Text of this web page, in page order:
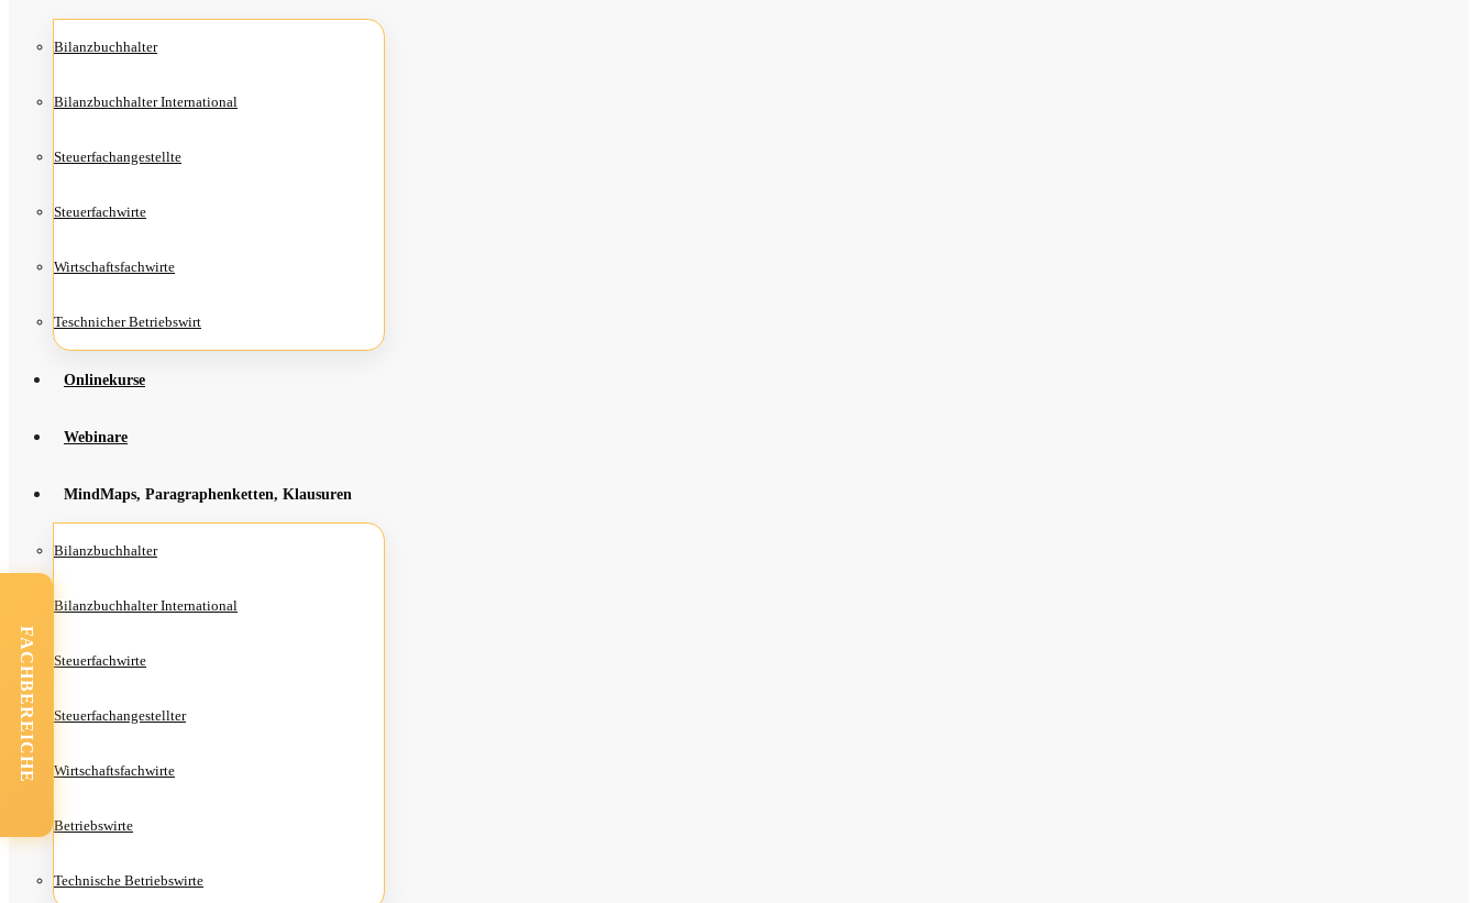
Bilanz­buch­hal­ter
Bilanz­buch­hal­ter International
Steu­er­fach­an­ge­stell­te
Steu­er­fach­wir­te
Wirt­schafts­fach­wir­te
Teschni­cher Betriebswirt
Online­kur­se
Web­i­na­re
Mind­Maps, Para­gra­phen­ket­ten, Klausuren
Bilanz­buch­hal­ter
Bilanz­buch­hal­ter International
Steu­er­fach­wir­te
Steu­er­fach­an­ge­stell­ter
Wirt­schafts­fach­wir­te
Betriebs­wir­te
Tech­ni­sche Betriebswirte
FACHBEREICHE